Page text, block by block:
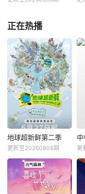
正在热播
地球超新鲜第二季
更新至20260808期 更